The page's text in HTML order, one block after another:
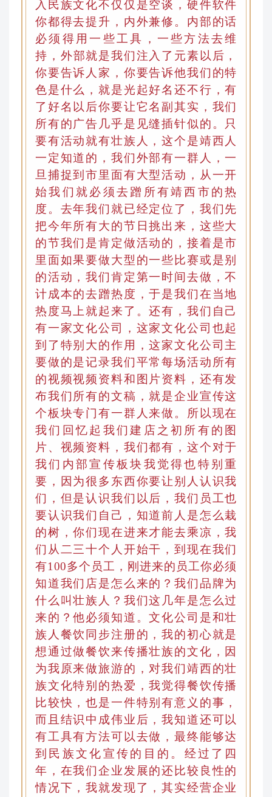
入民族文化不仅仅是空谈，硬件软件
你都得去提升，内外兼修 。 内部的话
必须得用一些工具，一些方法去维
持 ， 外部就是我们注入了元素以后，
你要告诉人家，你要告诉他我们的特
色是什么 ， 就是光起好名还不行，有
了好名以后你要让它名副其实，我们
所有的广告几乎是 见缝插针似的。只
要有活动就有壮族人，这个是靖西人
一定知道的 ， 我们外部有一群人，一
旦捕捉到市里面有大型活动 ， 从一开
始我们就必须去蹭所有靖西市的热
度。去年我们就已经定位了，我们先
把今年所有大的节日挑出来，这些大
的节我们是肯定做活动的 ， 接着是市
里面如果要做大型的一些比赛或是别
的活动，我们肯定第一时间去做 ，不
计成本的去蹭热度，于是我们在当地
热度马上就起来了。还有，我们自己
有一家文化公司，这家文化公司也起
到了特别大的作用
，这家文化公司主
要做的是记录我们平常每场活动所有
的视频视频资料和图片资料，还有发
布我们所有的文稿 ， 就是企业宣传这
个板块专门有一群人来做 。 所以现在
我们回忆起我们建店之初所有的图
片、 视频资料，我们都有 ， 这个对于
我们内部宣传板块我觉得也特别重
要，因为很多东西你要让别人认识我
们，但是认识我们以后，我们员工也
要认识我们自己 ， 知道前人是怎么栽
的树 ，你们现在进来才能去乘凉 ，我
们从二三十个人开始干，到现在我们
有100多个员工，刚进来的员工你必须
知道我们店是怎么来的？我们品牌为
什么叫壮族人？我们这几年是怎么过
来的？他必须知道。文化公司是和壮
族人餐饮同步注册的 ，我的初心就是
想通过做餐饮来传播壮族的文化 ， 因
为我原来做旅游的，对我们靖西的壮
族文化特别的热爱 ，我觉得餐饮传播
比较快，也是一件特别有意义的事 ，
而且结识中成伟业后 ，我知道还可以
有工具有方法可以去做 ，最终能够达
到民族文化宣传的目的 。 经过了四
年，在我们企业发展的还比较良性的
情况下，我就发现了，其实经营企业